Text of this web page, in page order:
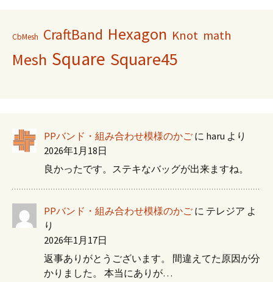
CbMesh CraftBand Hexagon Knot math
Mesh Square Square45
PPバンド・組み合わせ模様のかご に haru より
2026年1月18日
良かったです。ステキなバッグが出来ますね。
PPバンド・組み合わせ模様のかご に テレジア よ
り
2026年1月17日
返事ありがとうございます。 間違えてた原因が分
かりました。 本当にありが…